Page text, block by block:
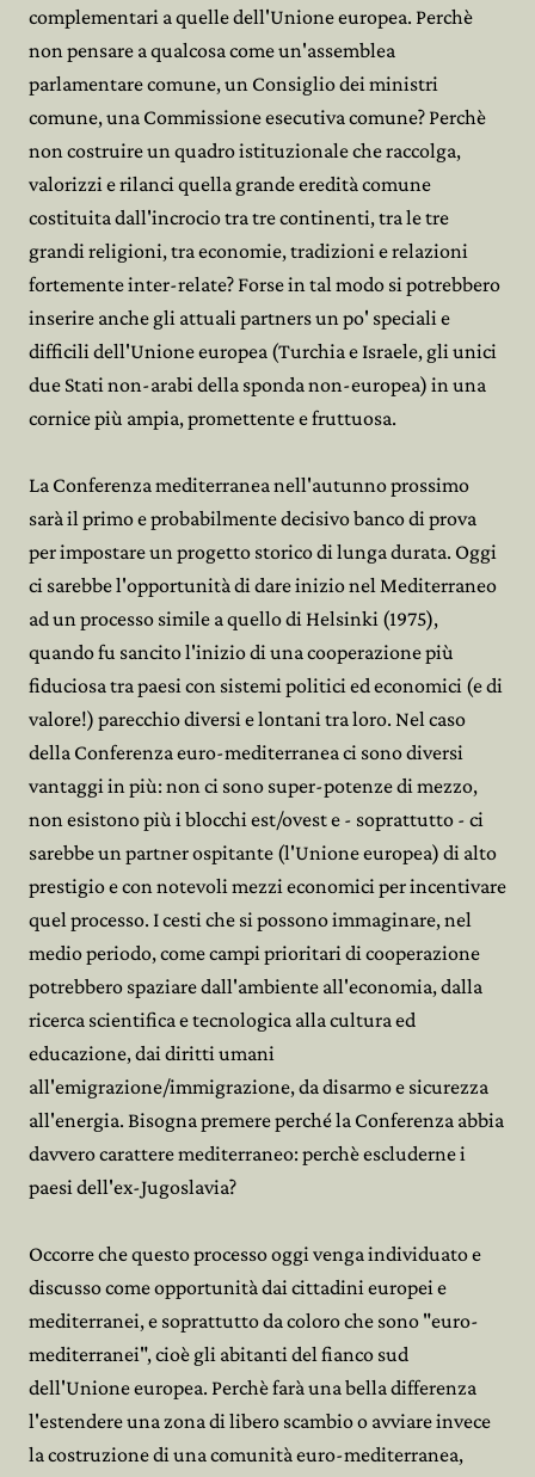
complementari a quelle dell'Unione europea. Perchè
non pensare a qualcosa come un'assemblea
parlamentare comune, un Consiglio dei ministri
comune, una Commissione esecutiva comune? Perchè
non costruire un quadro istituzionale che raccolga,
valorizzi e rilanci quella grande eredità comune
costituita dall'incrocio tra tre continenti, tra le tre
grandi religioni, tra economie, tradizioni e relazioni
fortemente inter-relate? Forse in tal modo si potrebbero
inserire anche gli attuali partners un po' speciali e
difficili dell'Unione europea (Turchia e Israele, gli unici
due Stati non-arabi della sponda non-europea) in una
cornice più ampia, promettente e fruttuosa.
La Conferenza mediterranea nell'autunno prossimo
sarà il primo e probabilmente decisivo banco di prova
per impostare un progetto storico di lunga durata. Oggi
ci sarebbe l'opportunità di dare inizio nel Mediterraneo
ad un processo simile a quello di Helsinki (1975),
quando fu sancito l'inizio di una cooperazione più
fiduciosa tra paesi con sistemi politici ed economici (e di
valore!) parecchio diversi e lontani tra loro. Nel caso
della Conferenza euro-mediterranea ci sono diversi
vantaggi in più: non ci sono super-potenze di mezzo,
non esistono più i blocchi est/ovest e - soprattutto - ci
sarebbe un partner ospitante (l'Unione europea) di alto
prestigio e con notevoli mezzi economici per incentivare
quel processo. I cesti che si possono immaginare, nel
medio periodo, come campi prioritari di cooperazione
potrebbero spaziare dall'ambiente all'economia, dalla
ricerca scientifica e tecnologica alla cultura ed
educazione, dai diritti umani
all'emigrazione/immigrazione, da disarmo e sicurezza
all'energia. Bisogna premere perché la Conferenza abbia
davvero carattere mediterraneo: perchè escluderne i
paesi dell'ex-Jugoslavia?
Occorre che questo processo oggi venga individuato e
discusso come opportunità dai cittadini europei e
mediterranei, e soprattutto da coloro che sono "euro-
mediterranei", cioè gli abitanti del fianco sud
dell'Unione europea. Perchè farà una bella differenza
l'estendere una zona di libero scambio o avviare invece
la costruzione di una comunità euro-mediterranea,